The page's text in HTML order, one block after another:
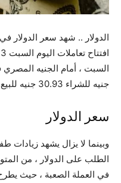
الدولار .. شهد سعر الدولار
جنيه للشراء 30.93 جنيه للبيع.
سعر الدولار
وبينما لا يزال يشهد زيادات
الطلب على الدولار ، من